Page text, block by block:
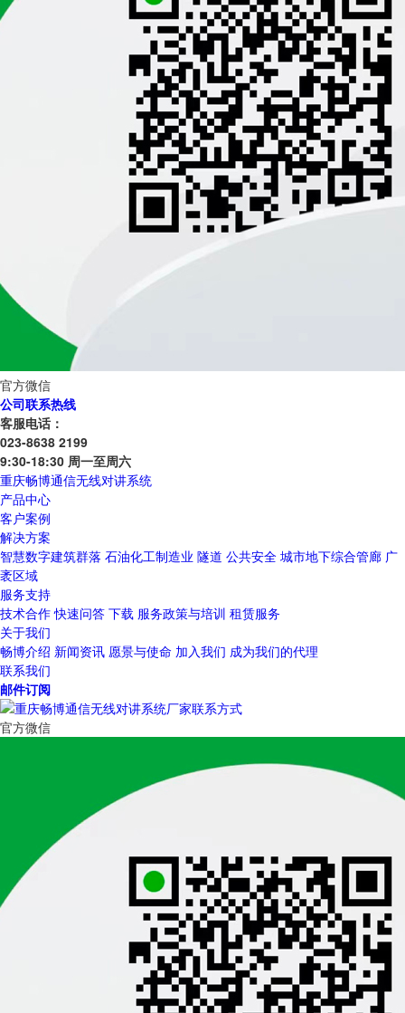
官方微信
公司联系热线
客服电话：
023-8638 2199
9:30-18:30 周一至周六
重庆畅博通信无线对讲系统
产品中心
客户案例
解决方案
智慧数字建筑群落 石油化工制造业 隧道 公共安全 城市地下综合管廊 广
袤区域
服务支持
技术合作 快速问答 下载 服务政策与培训 租赁服务
关于我们
畅博介绍 新闻资讯 愿景与使命 加入我们 成为我们的代理
联系我们
邮件订阅
官方微信